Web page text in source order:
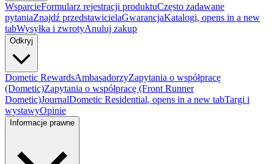
WsparcieFormularz rejestracji produktuCzęsto zadawane
pytaniaZnajdź przedstawicielaGwarancjaKatalogi, opens in a new
tabWysyłka i zwrotyAnuluj zakup
Odkryj
Dometic RewardsAmbasadorzyZapytania o współpracę
(Dometic)Zapytania o współpracę (Front Runner
Dometic)JournalDometic Residential, opens in a new tabTargi i
wystawyOpinie
Informacje prawne